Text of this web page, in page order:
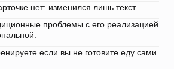
нет: изменился лишь текст.
проблемы с его реализацией
если вы не готовите еду сами.